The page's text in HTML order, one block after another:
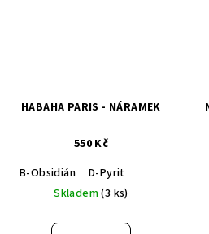
HABAHA PARIS - NÁRAMEK
550 Kč
B-Obsidián
D-Pyrit
Skladem(3 ks)